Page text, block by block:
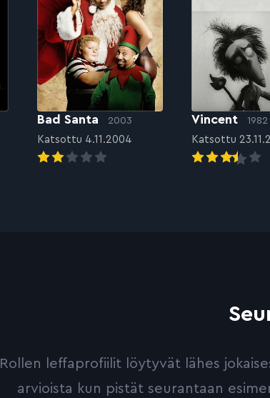
Bad Santa 2003
Katsottu 4.11.2004
Vincent 1982
Katsottu
Rollen leffaprofiilit löytyvät lähes
arvioista kun pistät seurantaan